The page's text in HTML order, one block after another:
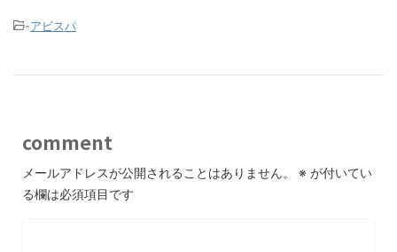
-アビスパ
comment
メールアドレスが公開されることはありません。 ※ が付いてい
る欄は必須項目です